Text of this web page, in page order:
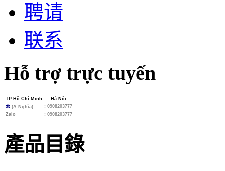
聘请
联系
Hỗ trợ trực tuyến
TP Hồ Chí Minh
Hà Nội
☎ (A.Nghĩa)
: 0908203777
Zalo
: 0908203777
產品目錄